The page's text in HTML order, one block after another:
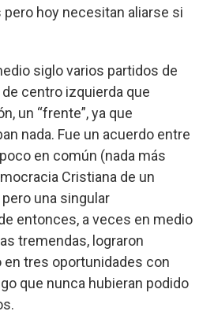
hoy necesitan aliarse si
siglo varios partidos de
centro izquierda que
un “frente”, ya que
nada. Fue un acuerdo entre
en común (nada más
Cristiana de un
una singular
entonces, a veces en medio
tremendas, lograron
en tres oportunidades con
que nunca hubieran podido